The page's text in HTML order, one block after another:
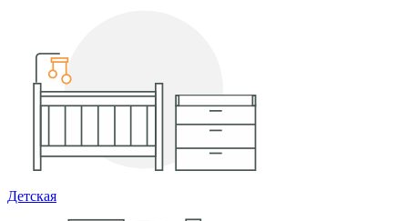
Детская